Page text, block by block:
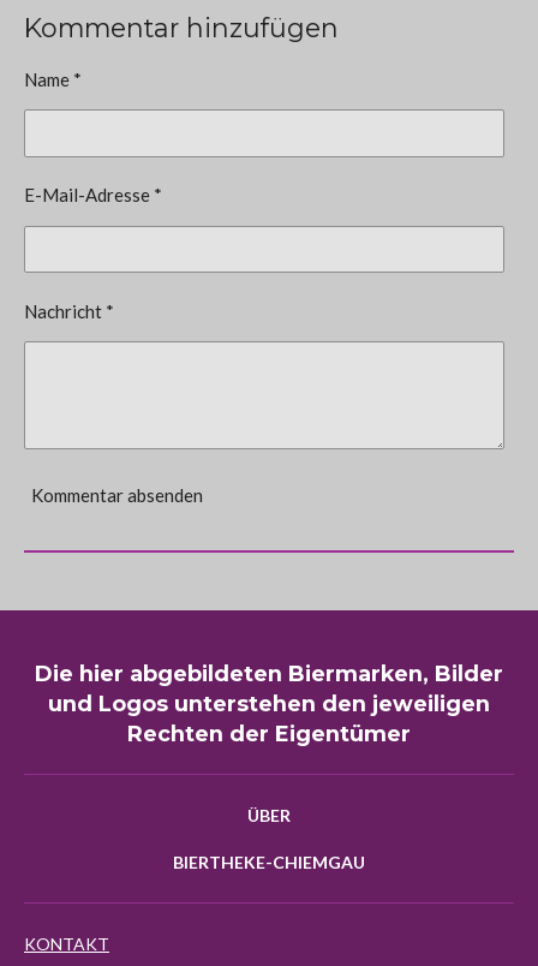
Kommentar hinzufügen
Name *
E-Mail-Adresse *
Nachricht *
Kommentar absenden
Die hier abgebildeten Biermarken, Bilder
und Logos unterstehen den jeweiligen
Rechten der Eigentümer
ÜBER
BIERTHEKE-CHIEMGAU
KONTAKT